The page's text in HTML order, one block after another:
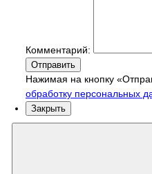
Комментарий:
Отправить
Нажимая на кнопку
обработку персональных
Закрыть